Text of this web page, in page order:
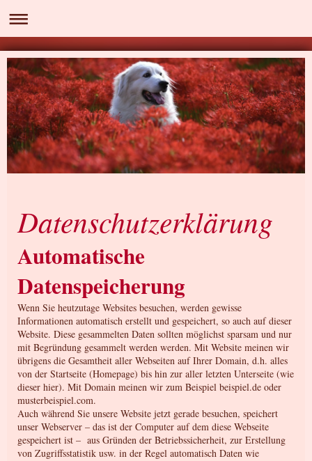
Datenschutzerklärung
Automatische
Datenspeicherung
Wenn Sie heutzutage Websites besuchen, werden gewisse
Informationen automatisch erstellt und gespeichert, so auch auf dieser
Website. Diese gesammelten Daten sollten möglichst sparsam und nur
mit Begründung gesammelt werden werden. Mit Website meinen wir
übrigens die Gesamtheit aller Webseiten auf Ihrer Domain, d.h. alles
von der Startseite (Homepage) bis hin zur aller letzten Unterseite (wie
dieser hier). Mit Domain meinen wir zum Beispiel beispiel.de oder
musterbeispiel.com.
Auch während Sie unsere Website jetzt gerade besuchen, speichert
unser Webserver – das ist der Computer auf dem diese Webseite
gespeichert ist – aus Gründen der Betriebssicherheit, zur Erstellung
von Zugriffsstatistik usw. in der Regel automatisch Daten wie